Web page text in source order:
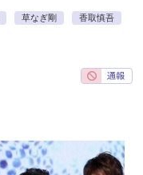
草なぎ剛 香取慎吾